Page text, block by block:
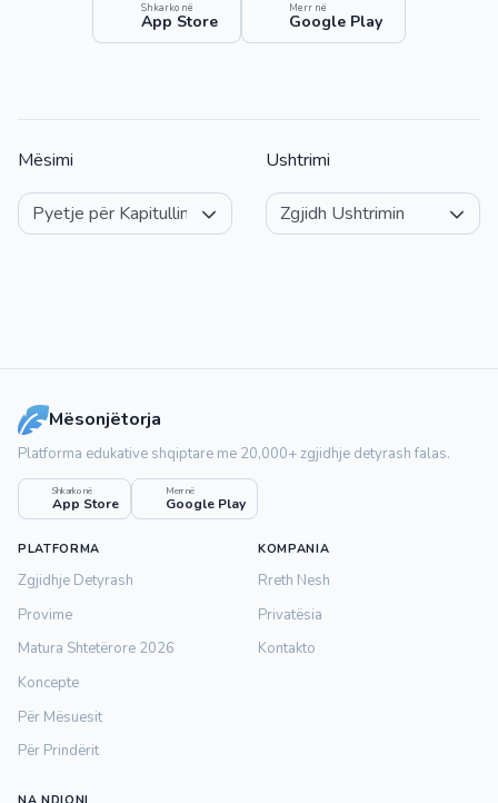
Shkarko në
App Store
Merr në
Google Play
Mësimi Ushtrimi
Mësonjëtorja
Platforma edukative shqiptare me 20,000+ zgjidhje detyrash falas.
Shkarko në
App Store
Merr në
Google Play
PLATFORMA
Zgjidhje Detyrash
Provime
Matura Shtetërore 2026
Koncepte
Për Mësuesit
Për Prindërit
KOMPANIA
Rreth Nesh
Privatësia
Kontakto